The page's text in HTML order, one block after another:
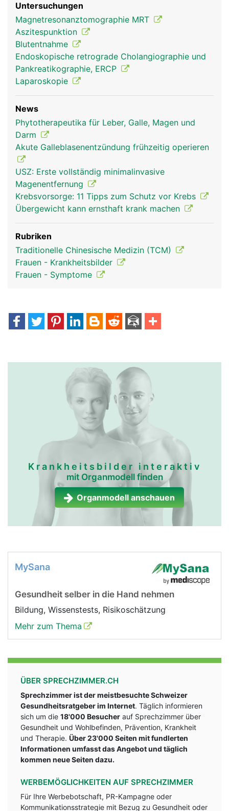
Untersuchungen
Magnetresonanztomographie MRT
Aszitespunktion
Blutentnahme
Endoskopische retrograde Cholangiographie und
Pankreatikographie, ERCP
Laparoskopie
News
Phytotherapeutika für Leber, Galle, Magen und
Darm
Akute Galleblasenentzündung frühzeitig operieren
USZ: Erste vollständig minimalinvasive
Magenentfernung
Krebsvorsorge: 11 Tipps zum Schutz vor Krebs
Übergewicht kann ernsthaft krank machen
Rubriken
Traditionelle Chinesische Medizin (TCM)
Frauen - Krankheitsbilder
Frauen - Symptome
Krankheitsbilder interaktiv
mit Organmodell finden
Organmodell anschauen
MySana
Gesundheit selber in die Hand nehmen
Bildung, Wissenstests, Risikoschätzung
Mehr zum Thema
ÜBER SPRECHZIMMER.CH
Sprechzimmer ist der meistbesuchte Schweizer
Gesundheitsratgeber im Internet. Täglich informieren
sich um die 18'000 Besucher auf Sprechzimmer über
Gesundheit und Wohlbefinden, Prävention, Krankheit
und Therapie. Über 23'000 Seiten mit fundlerten
Informationen umfasst das Angebot und täglich
kommen neue Seiten dazu.
WERBEMÖGLICHKEITEN AUF SPRECHZIMMER
Für Ihre Werbebotschaft, PR-Kampagne oder
Kommunikationsstrategie mit Bezug zu Gesundheit oder